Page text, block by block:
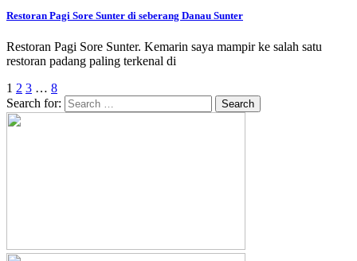
Restoran Pagi Sore Sunter di seberang Danau Sunter
Restoran Pagi Sore Sunter. Kemarin saya mampir ke salah satu
restoran padang paling terkenal di
1 2 3 … 8
Search for: